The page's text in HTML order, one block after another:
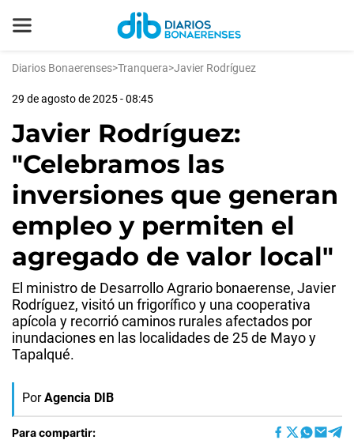
Diarios Bonaerenses>Tranquera>Javier Rodríguez
29 de agosto de 2025 - 08:45
Javier Rodríguez:
"Celebramos las
inversiones que generan
empleo y permiten el
agregado de valor local"
El ministro de Desarrollo Agrario bonaerense, Javier
Rodríguez, visitó un frigorífico y una cooperativa
apícola y recorrió caminos rurales afectados por
inundaciones en las localidades de 25 de Mayo y
Tapalqué.
Por Agencia DIB
Para compartir: